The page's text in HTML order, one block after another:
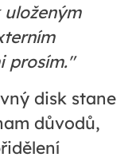
prosím."
disk stane
důvodů,